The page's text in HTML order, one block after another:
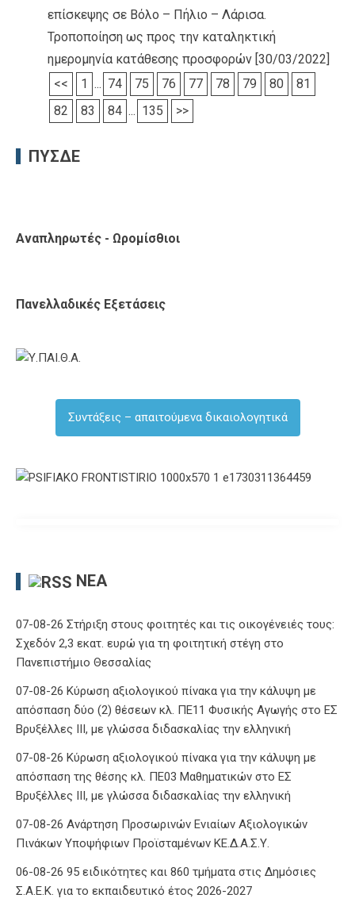
επίσκεψης σε Βόλο – Πήλιο – Λάρισα.
Τροποποίηση ως προς την καταληκτική
ημερομηνία κατάθεσης προσφορών [30/03/2022]
<<
1 ... 74 75 76 77 78 79 80
81
82
83 84 ... 135 >>
ΠΥΣΔΕ
Αναπληρωτές - Ωρομίσθιοι
Πανελλαδικές Εξετάσεις
Συντάξεις – απαιτούμενα δικαιολογητικά
ΝΈΑ
07-08-26 Στήριξη στους φοιτητές και τις οικογένειές τους:
Σχεδόν 2,3 εκατ. ευρώ για τη φοιτητική στέγη στο
Πανεπιστήμιο Θεσσαλίας
07-08-26 Κύρωση αξιολογικού πίνακα για την κάλυψη με
απόσπαση δύο (2) θέσεων κλ. ΠΕ11 Φυσικής Αγωγής στο ΕΣ
Βρυξέλλες ΙΙΙ, με γλώσσα διδασκαλίας την ελληνική
07-08-26 Κύρωση αξιολογικού πίνακα για την κάλυψη με
απόσπαση της θέσης κλ. ΠΕ03 Μαθηματικών στο ΕΣ
Βρυξέλλες ΙΙΙ, με γλώσσα διδασκαλίας την ελληνική
07-08-26 Ανάρτηση Προσωρινών Ενιαίων Αξιολογικών
Πινάκων Υποψήφιων Προϊσταμένων ΚΕ.Δ.Α.Σ.Υ.
06-08-26 95 ειδικότητες και 860 τμήματα στις Δημόσιες
Σ.Α.Ε.Κ. για το εκπαιδευτικό έτος 2026-2027